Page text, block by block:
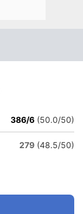
386/6 (50.0/50)
279 (48.5/50)